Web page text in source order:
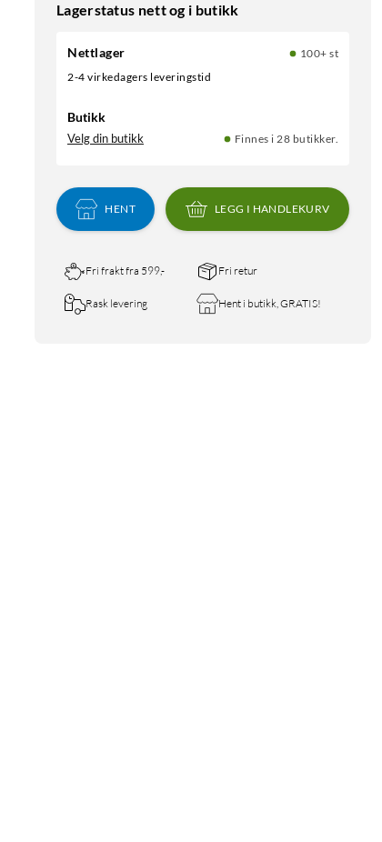
Lagerstatus nett og i butikk
Nettlager
100+ st
2-4 virkedagers leveringstid
Butikk
Velg din butikk Finnes i 28 butikker.
HENT LEGG I HANDLEKURV
Fri frakt fra 599,- Fri retur
Rask levering Hent i butikk, GRATIS!